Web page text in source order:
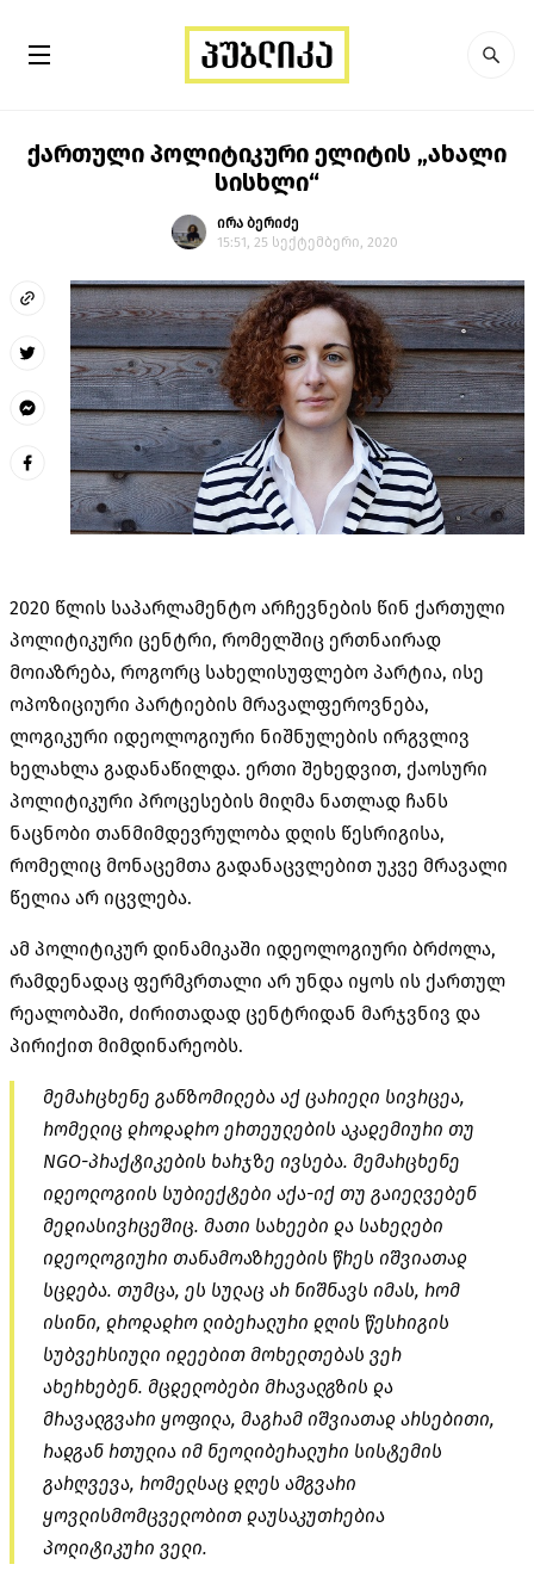
ქართული პოლიტიკური ელიტის „ახალი
სისხლი“
ირა ბერიძე
15:51, 25 სექტემბერი, 2020
2020 წლის საპარლამენტო არჩევნების წინ ქართული
პოლიტიკური ცენტრი, რომელშიც ერთნაირად
მოიაზრება, როგორც სახელისუფლებო პარტია, ისე
ოპოზიციური პარტიების მრავალფეროვნება,
ლოგიკური იდეოლოგიური ნიშნულების ირგვლივ
ხელახლა გადანაწილდა. ერთი შეხედვით, ქაოსური
პოლიტიკური პროცესების მიღმა ნათლად ჩანს
ნაცნობი თანმიმდევრულობა დღის წესრიგისა,
რომელიც მონაცემთა გადანაცვლებით უკვე მრავალი
წელია არ იცვლება.
ამ პოლიტიკურ დინამიკაში იდეოლოგიური ბრძოლა,
რამდენადაც ფერმკრთალი არ უნდა იყოს ის ქართულ
რეალობაში, ძირითადად ცენტრიდან მარჯვნივ და
პირიქით მიმდინარეობს.
მემარცხენე განზომილება აქ ცარიელი სივრცეა,
რომელიც დროდადრო ერთეულების აკადემიური თუ
NGO-პრაქტიკების ხარჯზე ივსება. მემარცხენე
იდეოლოგიის სუბიექტები აქა-იქ თუ გაიელვებენ
მედიასივრცეშიც. მათი სახეები და სახელები
იდეოლოგიური თანამოაზრეების წრეს იშვიათად
სცდება. თუმცა, ეს სულაც არ ნიშნავს იმას, რომ
ისინი, დროდადრო ლიბერალური დღის წესრიგის
სუბვერსიული იდეებით მოხელთებას ვერ
ახერხებენ. მცდელობები მრავალგზის და
მრავალგვარი ყოფილა, მაგრამ იშვიათად არსებითი,
რადგან რთულია იმ ნეოლიბერალური სისტემის
გარღვევა, რომელსაც დღეს ამგვარი
ყოვლისმომცველობით დაუსაკუთრებია
პოლიტიკური ველი.